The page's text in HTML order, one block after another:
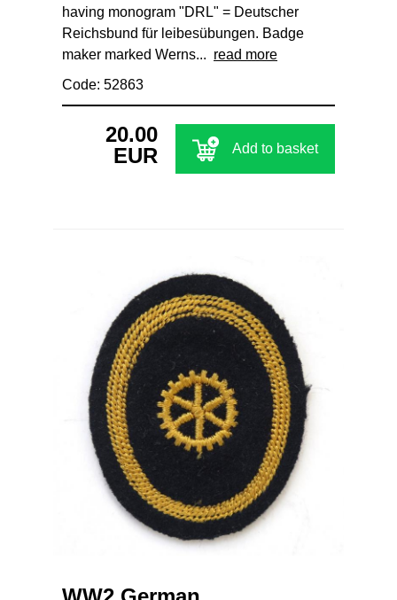
having monogram "DRL" = Deutscher
Reichsbund für leibesübungen. Badge
maker marked Werns... read more
Code: 52863
20.00
EUR
Add to basket